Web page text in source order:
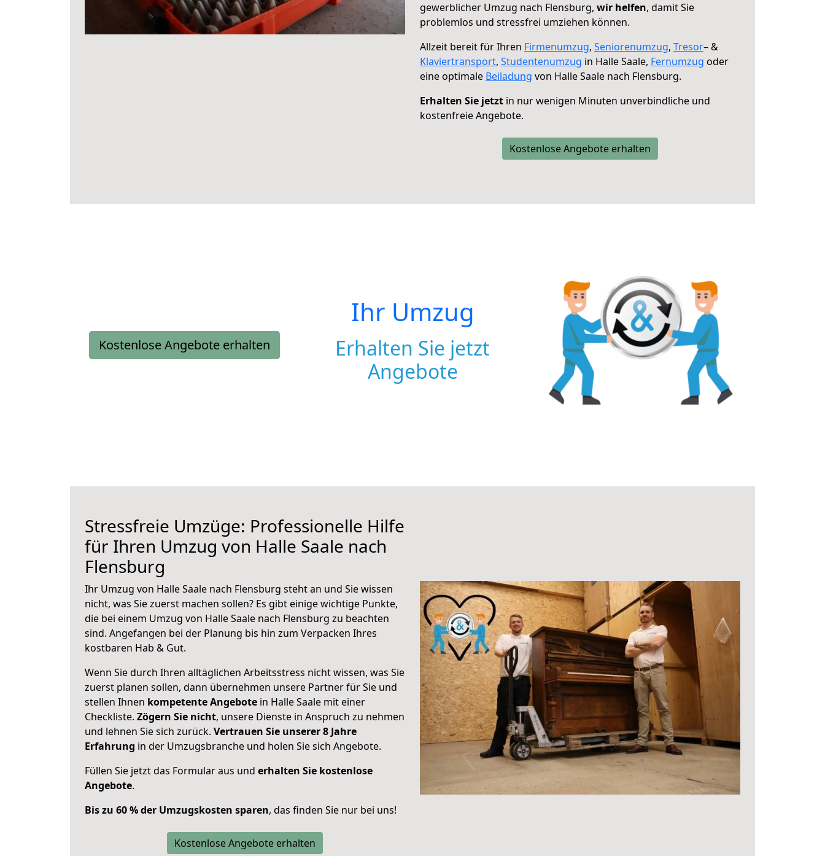
gewerblicher Umzug nach Flensburg, wir helfen, damit Sie
problemlos und stressfrei umziehen können.
Allzeit bereit für Ihren Firmenumzug, Seniorenumzug, Tresor– &
Klaviertransport, Studentenumzug in Halle Saale, Fernumzug oder
eine optimale Beiladung von Halle Saale nach Flensburg.
Erhalten Sie jetzt in nur wenigen Minuten unverbindliche und
kostenfreie Angebote.
Kostenlose Angebote erhalten
Kostenlose Angebote erhalten
Ihr Umzug
Erhalten Sie jetzt
Angebote
Stressfreie Umzüge: Professionelle Hilfe
für Ihren Umzug von Halle Saale nach
Flensburg
Ihr Umzug von Halle Saale nach Flensburg steht an und Sie wissen
nicht, was Sie zuerst machen sollen? Es gibt einige wichtige Punkte,
die bei einem Umzug von Halle Saale nach Flensburg zu beachten
sind. Angefangen bei der Planung bis hin zum Verpacken Ihres
kostbaren Hab & Gut.
Wenn Sie durch Ihren alltäglichen Arbeitsstress nicht wissen, was Sie
zuerst planen sollen, dann übernehmen unsere Partner für Sie und
stellen Ihnen kompetente Angebote in Halle Saale mit einer
Checkliste. Zögern Sie nicht, unsere Dienste in Anspruch zu nehmen
und lehnen Sie sich zurück. Vertrauen Sie unserer 8 Jahre
Erfahrung in der Umzugsbranche und holen Sie sich Angebote.
Füllen Sie jetzt das Formular aus und erhalten Sie kostenlose
Angebote.
Bis zu 60 % der Umzugskosten sparen, das finden Sie nur bei uns!
Kostenlose Angebote erhalten